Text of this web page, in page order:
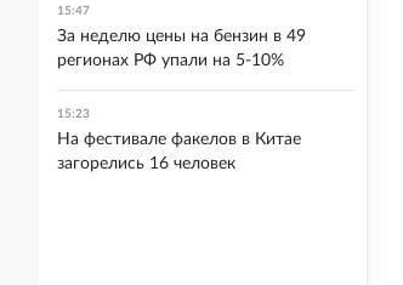
15:47
За неделю цены на бензин в 49
регионах РФ упали на 5-10%
15:23
На фестивале факелов в Китае
загорелись 16 человек